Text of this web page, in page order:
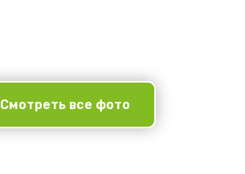
Смотреть все фото